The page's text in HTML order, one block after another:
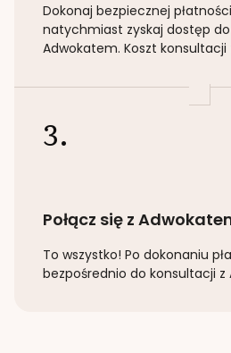
Dokonaj bezpiecznej
natychmiast zyskaj dostęp
Adwokatem. Koszt konsultacji
3.
Połącz się z
To wszystko! Po dokonaniu
bezpośrednio do konsultacji z